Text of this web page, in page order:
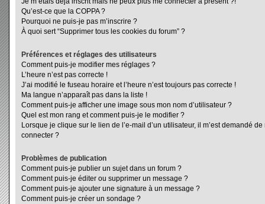
Qu’est-ce que la COPPA ?
Pourquoi ne puis-je pas m’inscrire ?
À quoi sert “Supprimer tous les cookies du forum” ?
Préférences et réglages des utilisateurs
Comment puis-je modifier mes réglages ?
L’heure n’est pas correcte !
J’ai modifié le fuseau horaire et l’heure n’est toujours pas correcte !
Ma langue n’apparaît pas dans la liste !
Comment puis-je afficher une image sous mon nom d’utilisateur ?
Quel est mon rang et comment puis-je le modifier ?
Lorsque je clique sur le lien de l’e-mail d’un utilisateur, il m’est demandé de
connecter ?
Problèmes de publication
Comment puis-je publier un sujet dans un forum ?
Comment puis-je éditer ou supprimer un message ?
Comment puis-je ajouter une signature à un message ?
Comment puis-je créer un sondage ?